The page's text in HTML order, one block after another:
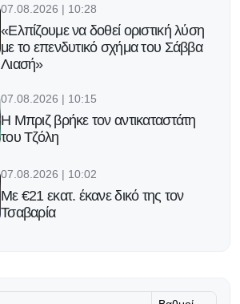
07.08.2026 | 10:28
«Ελπίζουμε να δοθεί οριστική λύση
με το επενδυτικό σχήμα του Σάββα
Λιασή»
07.08.2026 | 10:15
H Μπριζ βρήκε τον αντικαταστάτη
του Τζόλη
07.08.2026 | 10:02
Με €21 εκατ. έκανε δικό της τον
Τσαβαρία